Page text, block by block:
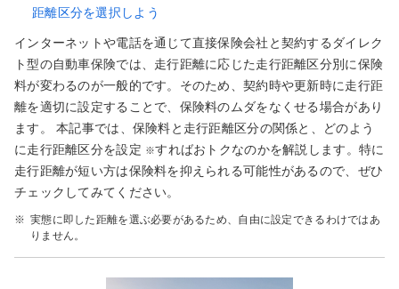
距離区分を選択しよう
インターネットや電話を通じて直接保険会社と契約するダイレク
ト型の自動車保険では、走行距離に応じた走行距離区分別に保険
料が変わるのが一般的です。そのため、契約時や更新時に走行距
離を適切に設定することで、保険料のムダをなくせる場合があり
ます。 本記事では、保険料と走行距離区分の関係と、どのよう
に走行距離区分を設定 ※すればおトクなのかを解説します。特に
走行距離が短い方は保険料を抑えられる可能性があるので、ぜひ
チェックしてみてください。
※ 実態に即した距離を選ぶ必要があるため、自由に設定できるわけではあ
りません。